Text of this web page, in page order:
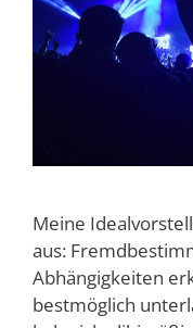
Meine
aus:
Abhängigkeiten
bestmöglich